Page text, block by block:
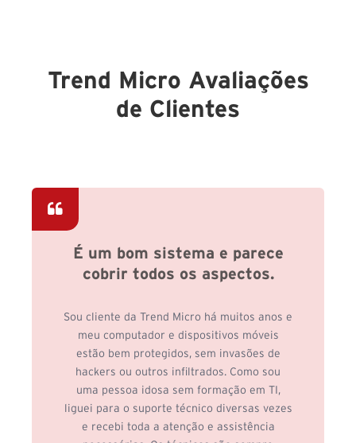
Trend Micro Avaliações
de Clientes
É um bom sistema e parece
cobrir todos os aspectos.
Sou cliente da Trend Micro há muitos anos e
meu computador e dispositivos móveis
estão bem protegidos, sem invasões de
hackers ou outros infiltrados. Como sou
uma pessoa idosa sem formação em TI,
liguei para o suporte técnico diversas vezes
e recebi toda a atenção e assistência